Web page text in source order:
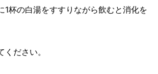
1杯の白湯をすすりながら飲むと消化を
ださい。